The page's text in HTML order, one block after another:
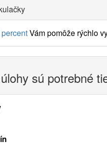
Vám pomôže rýchlo
sú potrebné